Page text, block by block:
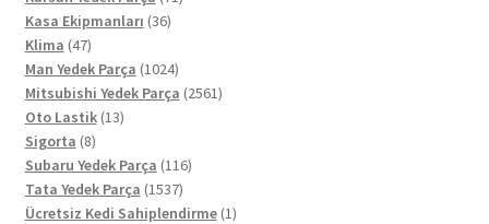
Kasa Ekipmanları 3636
Klima 4747
ürün
Man Yedek Parça 10241024
ürün
Mitsubishi Yedek Parça 25612561
Oto Lastik 1313
Sigorta 88
ürün
Subaru Yedek Parça 116116
Tata Yedek Parça 15371537
ürün
Ücretsiz Kedi Sahiplendirme 11